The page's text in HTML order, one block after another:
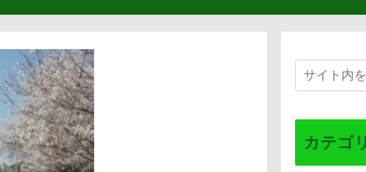
本方針
カテゴ